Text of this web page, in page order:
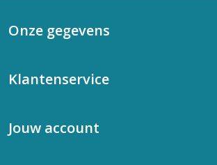
Onze gegevens
Klantenservice
Jouw account